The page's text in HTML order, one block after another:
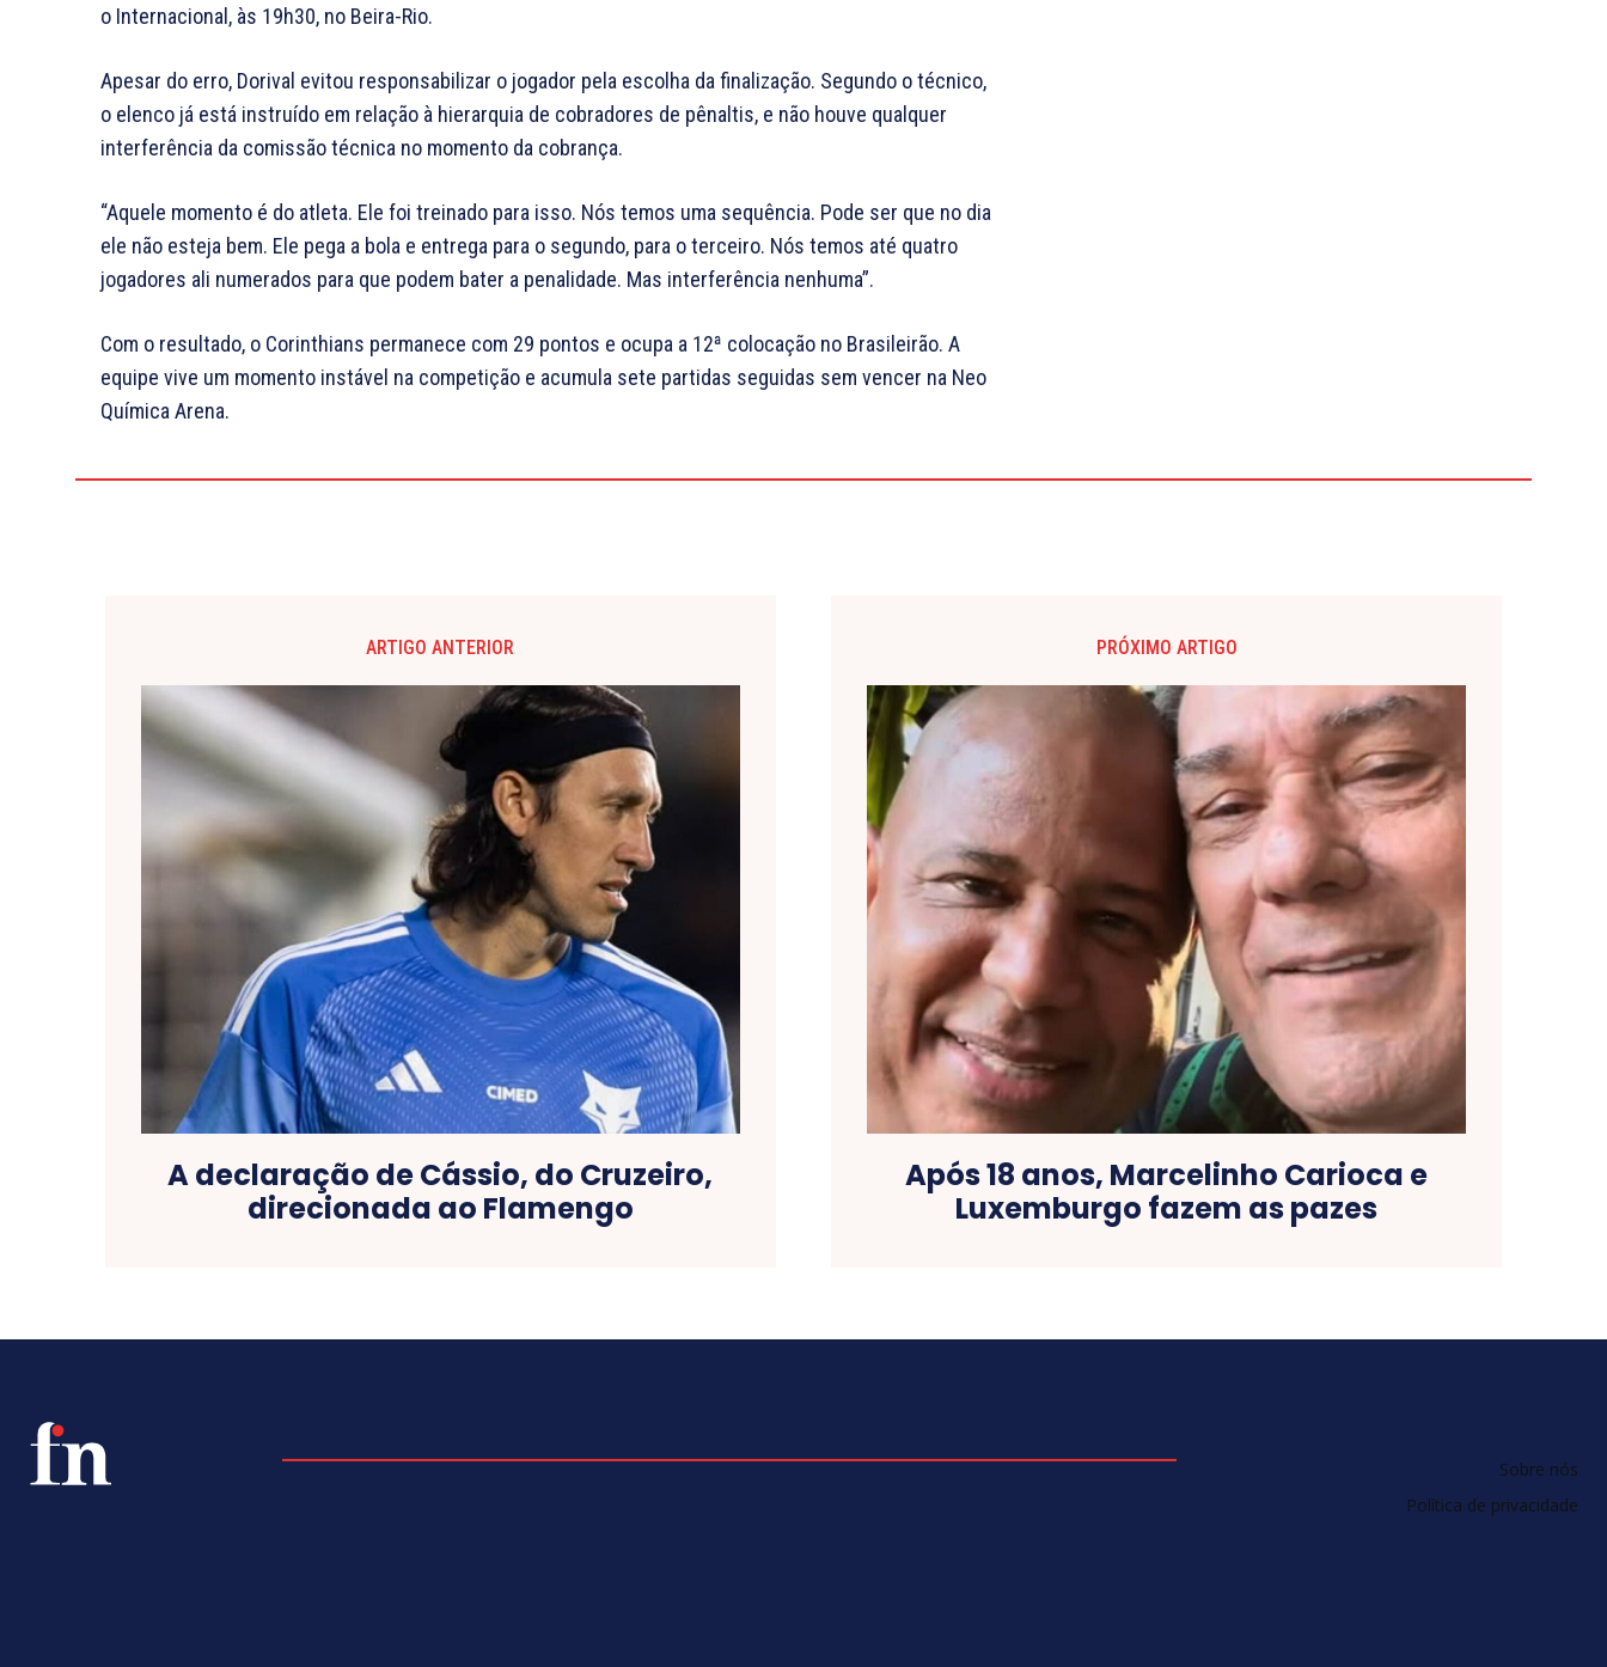
o Internacional, às 19h30, no Beira-Rio.
Apesar do erro, Dorival evitou responsabilizar o jogador pela escolha da finalização. Segundo o técnico,
o elenco já está instruído em relação à hierarquia de cobradores de pênaltis, e não houve qualquer
interferência da comissão técnica no momento da cobrança.
“Aquele momento é do atleta. Ele foi treinado para isso. Nós temos uma sequência. Pode ser que no dia
ele não esteja bem. Ele pega a bola e entrega para o segundo, para o terceiro. Nós temos até quatro
jogadores ali numerados para que podem bater a penalidade. Mas interferência nenhuma”.
Com o resultado, o Corinthians permanece com 29 pontos e ocupa a 12ª colocação no Brasileirão. A
equipe vive um momento instável na competição e acumula sete partidas seguidas sem vencer na Neo
Química Arena.
ARTIGO ANTERIOR
A declaração de Cássio, do Cruzeiro,
direcionada ao Flamengo
PRÓXIMO ARTIGO
Após 18 anos, Marcelinho Carioca e
Luxemburgo fazem as pazes
Sobre nós
Política de privacidade